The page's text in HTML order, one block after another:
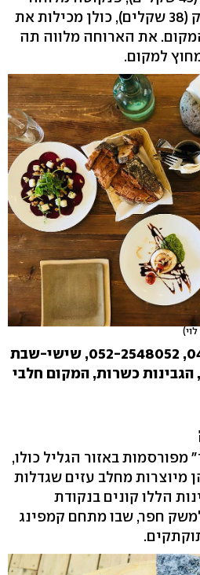
(38 שקלים) וקרפצ'ו סלק (38 שקלים), כולן מכילות את
את הארוחה מלווה תה
למקום.
קיבוץ לוטם 04-6787161, 052-2548052, שישי-שבת
וערבי חג 18:00-10:00, הגבינות כשרות, המקום חלבי
באזור הגליל כולו,
מיוצרות מחלב עזים שגדלות
הללו קונים בנקודת
חפר, שבו מתחם קמפינג